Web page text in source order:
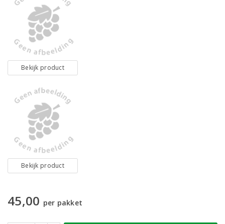
Bekijk product
Bekijk product
45,00 per pakket